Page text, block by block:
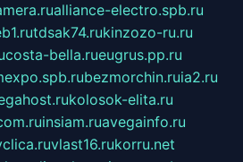
alliance-electro.spb.ru
tdsak74.rukinzozo-ru.ru
costa-bella.rueugrus.pp.ru
bezmorchin.ruia2.ru
kolosok-elita.ru
insiam.ruavegainfo.ru
vlast16.rukorru.net